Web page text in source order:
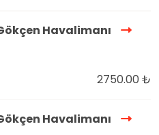
Havalimanı
2750.00 ₺
Havalimanı